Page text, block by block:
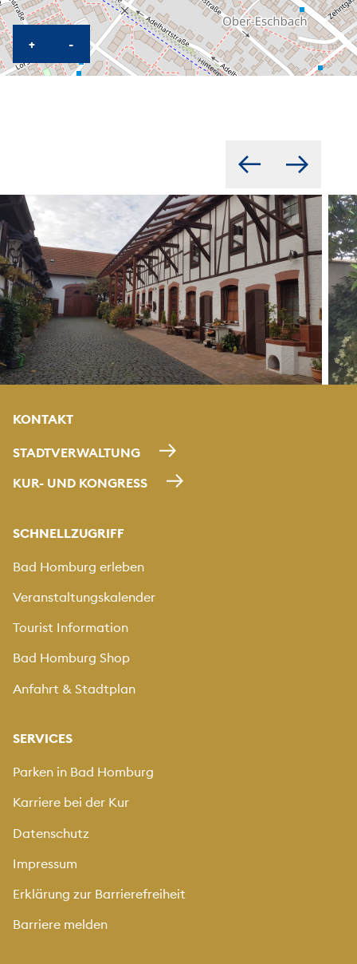
+KARTE HEREINZOOMEN
-KARTE HERAUSZOOMEN
KONTAKT
STADTVERWALTUNG
KUR- UND KONGRESS
SCHNELLZUGRIFF
Bad Homburg erleben
Veranstaltungskalender
Tourist Information
Bad Homburg Shop
Anfahrt & Stadtplan
SERVICES
Parken in Bad Homburg
Karriere bei der Kur
Datenschutz
Impressum
Erklärung zur Barrierefreiheit
Barriere melden